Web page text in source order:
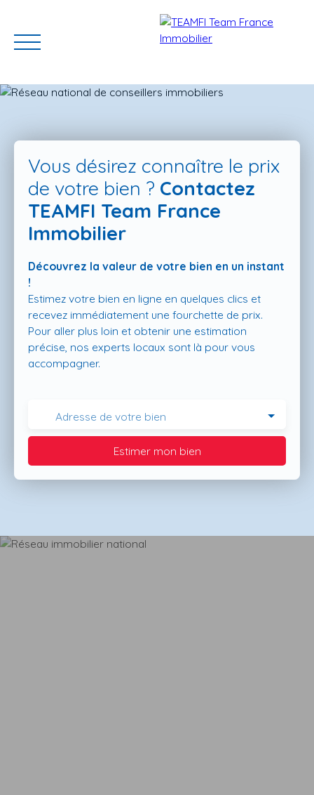
ACCUEIL ACHETER GERER VOTRE BIEN
Vous désirez connaître le prix
de votre bien ? Contactez
TEAMFI Team France
Immobilier
Découvrez la valeur de votre bien en un instant
!
Estimez votre bien en ligne en quelques clics et
recevez immédiatement une fourchette de prix.
Pour aller plus loin et obtenir une estimation
précise, nos experts locaux sont là pour vous
accompagner.
Adresse de votre bien
Estimer mon bien